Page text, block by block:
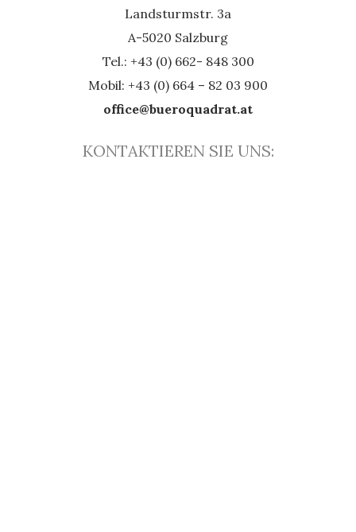
Landsturmstr. 3a
A-5020 Salzburg
Tel.: +43 (0) 662- 848 300
Mobil: +43 (0) 664 – 82 03 900
office@bueroquadrat.at
KONTAKTIEREN SIE UNS: